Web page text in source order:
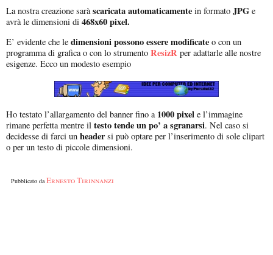
La nostra creazione saràscaricata automaticamente in formato JPG e
avrà le dimensioni di 468x60 pixel.
E’ evidente che le dimensioni possono essere modificate o con un
programma di grafica o con lo strumento ResizR per adattarle alle nostre
esigenze. Ecco un modesto esempio
Ho testato l’allargamento del banner fino a 1000 pixel e l’immagine
rimane perfetta mentre il testo tende un po’ a sgranarsi. Nel caso si
decidesse di farci un headersi può optare per l’inserimento di sole clipart
o per un testo di piccole dimensioni.
Pubblicato daErnesto Tirinnanzi